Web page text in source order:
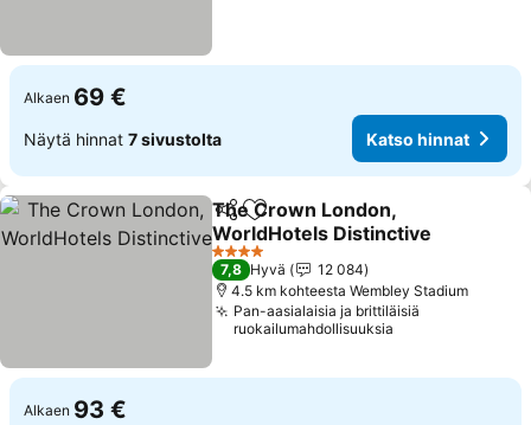
Alkaen 69 €
Näytä hinnat 7 sivustolta Katso hinnat
Jaa Lisää suosikkeihin
The Crown London,
WorldHotels Distinctive
Katso hinnat
4 Tähtiluokitus
7,8 Hyvä
12 084
4.5 km kohteesta Wembley Stadium
Pan-aasialaisia ja brittiläisiä
ruokailumahdollisuuksia
Alkaen 93 €